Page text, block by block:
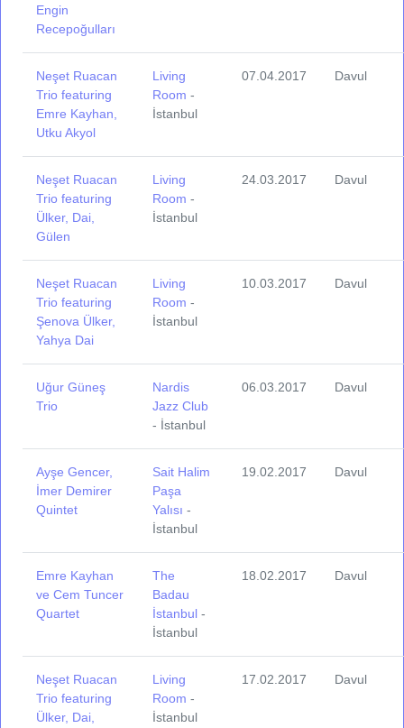
Engin
Recepoğulları
Neşet Ruacan
Trio featuring
Emre Kayhan,
Utku Akyol
Living
Room -
İstanbul
07.04.2017 Davul
Neşet Ruacan
Trio featuring
Ülker, Dai,
Gülen
Living
Room -
İstanbul
24.03.2017 Davul
Neşet Ruacan
Trio featuring
Şenova Ülker,
Yahya Dai
Living
Room -
İstanbul
10.03.2017 Davul
Uğur Güneş
Trio
Nardis
Jazz Club
- İstanbul
06.03.2017 Davul
Ayşe Gencer,
İmer Demirer
Quintet
Sait Halim
Paşa
Yalısı -
İstanbul
19.02.2017 Davul
Emre Kayhan
ve Cem Tuncer
Quartet
The
Badau
İstanbul -
İstanbul
18.02.2017 Davul
Neşet Ruacan
Trio featuring
Ülker, Dai,
Living
Room -
İstanbul
17.02.2017 Davul